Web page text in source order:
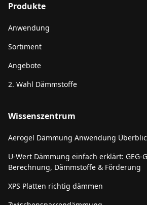
Produkte
Anwendung
Sortiment
Angebote
2. Wahl Dämmstoffe
Wissenszentrum
Aerogel Dämmung Anwendung
U-Wert Dämmung einfach erklärt: GEG-
Berechnung, Dämmstoffe & Förderung
XPS Platten richtig dämmen